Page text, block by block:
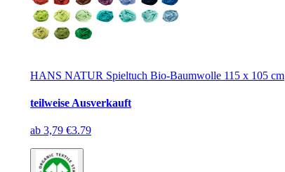
HANS NATUR Spieltuch Bio-Baumwolle 115 x 105 cm
teilweise Ausverkauft
ab 3,79 €3.79